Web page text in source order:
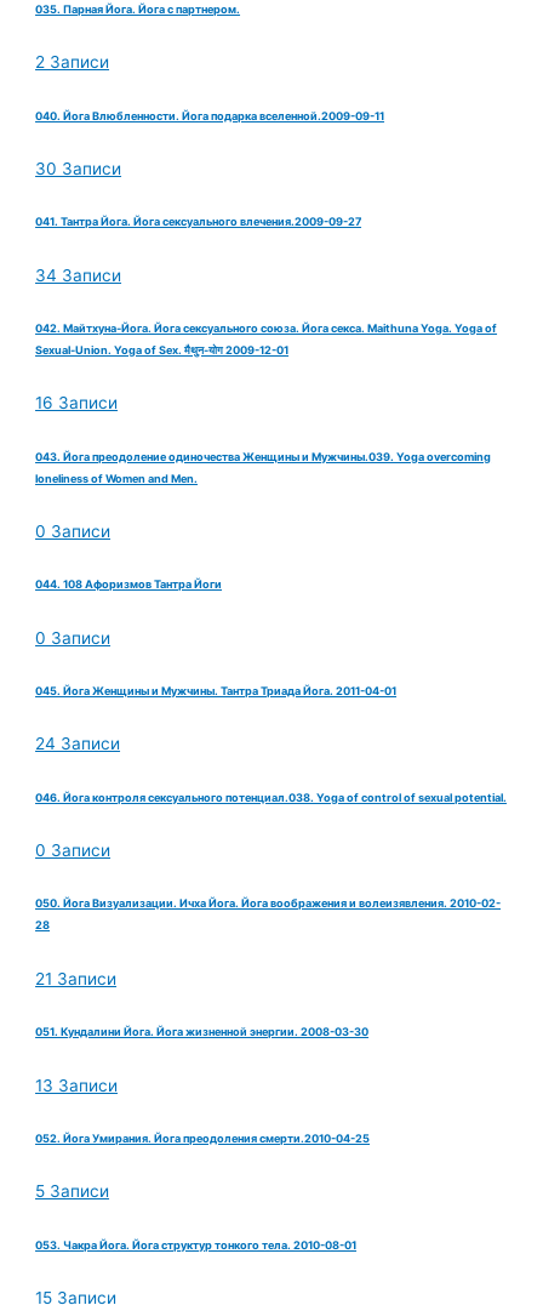
035. Парная Йога. Йога с партнером.
2 Записи
040. Йога Влюбленности. Йога подарка вселенной.2009-09-11
30 Записи
041. Тантра Йога. Йога сексуального влечения.2009-09-27
34 Записи
042. Майтхуна-Йога. Йога сексуального союза. Йога секса. Maithuna Yoga. Yoga of
Sexual-Union. Yoga of Sex. मैथुन-योग 2009-12-01
16 Записи
043. Йога преодоление одиночества Женщины и Мужчины.039. Yoga overcoming
loneliness of Women and Men.
0 Записи
044. 108 Афоризмов Тантра Йоги
0 Записи
045. Йога Женщины и Мужчины. Тантра Триада Йога. 2011-04-01
24 Записи
046. Йога контроля сексуального потенциал.038. Yoga of control of sexual potential.
0 Записи
050. Йога Визуализации. Ичха Йога. Йога воображения и волеизявления. 2010-02-
28
21 Записи
051. Кундалини Йога. Йога жизненной энергии. 2008-03-30
13 Записи
052. Йога Умирания. Йога преодоления смерти.2010-04-25
5 Записи
053. Чакра Йога. Йога структур тонкого тела. 2010-08-01
15 Записи